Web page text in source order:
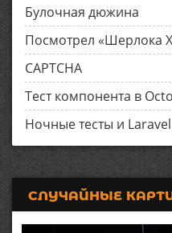
Булочная дюжина
Посмотрел «Шерлока
CAPTCHA
Тест компонента в
Ночные тесты и
СЛУЧАЙНЫЕ